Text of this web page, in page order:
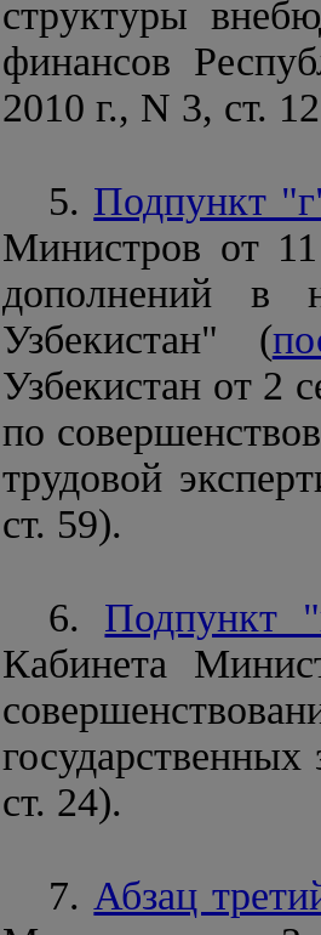
структуры
финансов
2010 г., N 3, ст.
5. Подпункт
Министров от
дополнений в
Узбекистан" (
Узбекистан от 2
по
трудовой
ст. 59).
6. Подпункт
Кабинета
ст. 24).
7. Абзац